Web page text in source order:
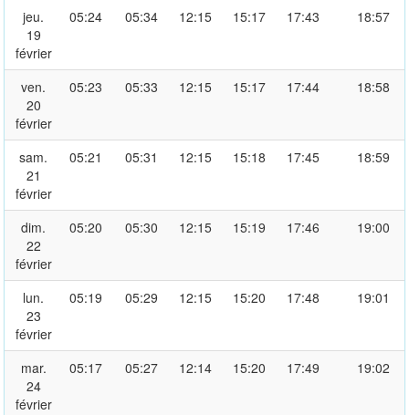
jeu.
19
février
05:24 05:34 12:15 15:17 17:43 18:57
ven.
20
février
05:23 05:33 12:15 15:17 17:44 18:58
sam.
21
février
05:21 05:31 12:15 15:18 17:45 18:59
dim.
22
février
05:20 05:30 12:15 15:19 17:46 19:00
lun.
23
février
05:19 05:29 12:15 15:20 17:48 19:01
mar.
24
février
05:17 05:27 12:14 15:20 17:49 19:02